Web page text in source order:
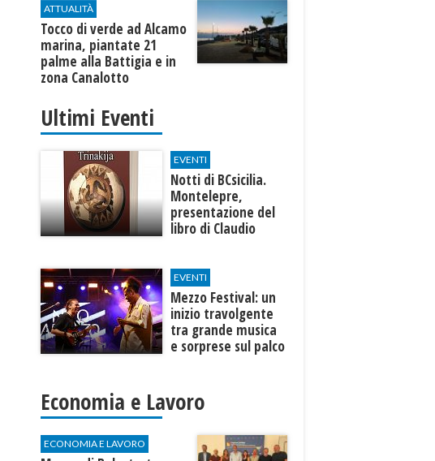
ATTUALITÀ
Tocco di verde ad Alcamo
marina, piantate 21
palme alla Battigia e in
zona Canalotto
Ultimi Eventi
EVENTI
Notti di BCsicilia.
Montelepre,
presentazione del
libro di Claudio
EVENTI
Mezzo Festival: un
inizio travolgente
tra grande musica
e sorprese sul palco
Economia e Lavoro
ECONOMIA E LAVORO